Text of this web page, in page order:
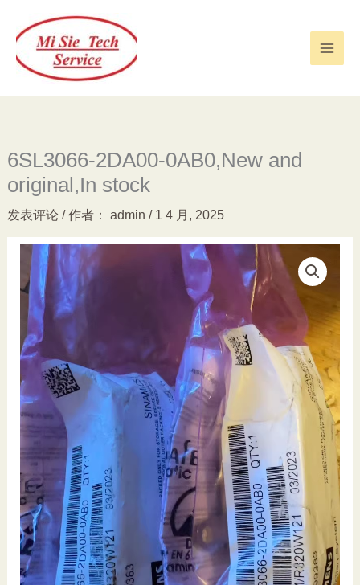
6SL3066-2DA00-0AB0,New and
original,In stock
发表评论 / 作者： admin / 1 4 月, 2025